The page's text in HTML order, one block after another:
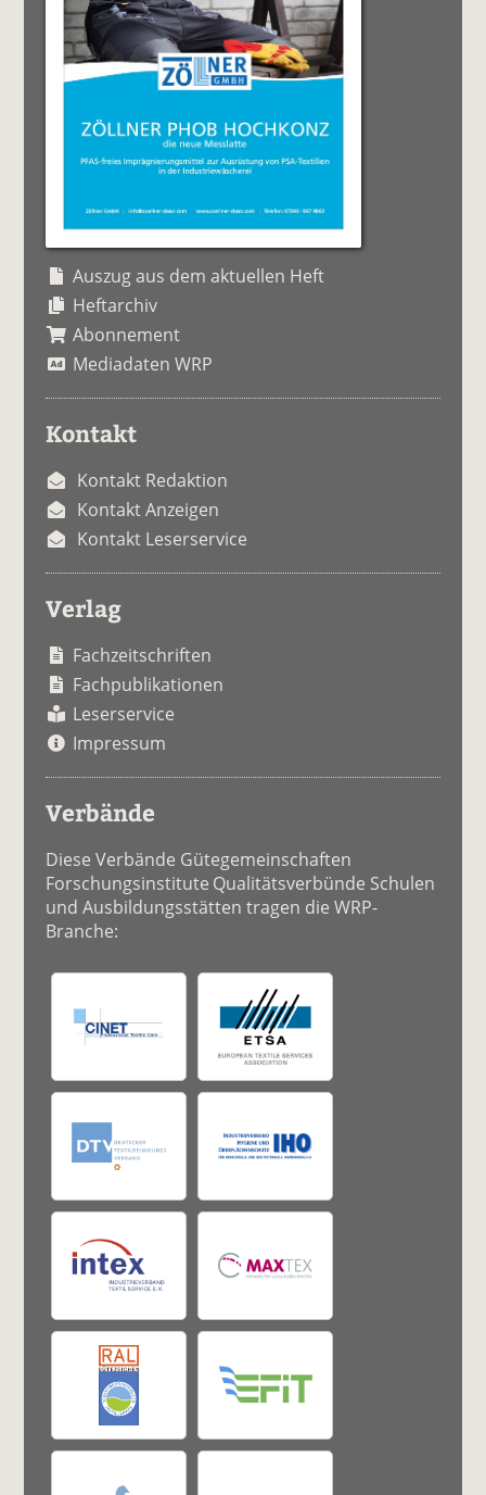
Auszug aus dem aktuellen Heft
Heftarchiv
Abonnement
Mediadaten WRP
Kontakt
Kontakt Redaktion
Kontakt Anzeigen
Kontakt Leserservice
Verlag
Fachzeitschriften
Fachpublikationen
Leserservice
Impressum
Verbände
Diese Verbände Gütegemeinschaften
Forschungsinstitute Qualitätsverbünde Schulen
und Ausbildungsstätten tragen die WRP-
Branche: